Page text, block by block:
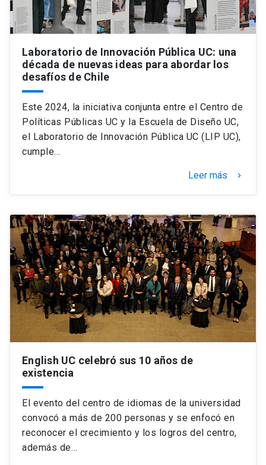
Laboratorio de Innovación Pública UC: una
década de nuevas ideas para abordar los
desafíos de Chile
Este 2024, la iniciativa conjunta entre el Centro de
Políticas Públicas UC y la Escuela de Diseño UC,
el Laboratorio de Innovación Pública UC (LIP UC),
cumple…
Leer más keyboard_arrow_right
English UC celebró sus 10 años de
existencia
El evento del centro de idiomas de la universidad
convocó a más de 200 personas y se enfocó en
reconocer el crecimiento y los logros del centro,
además de…